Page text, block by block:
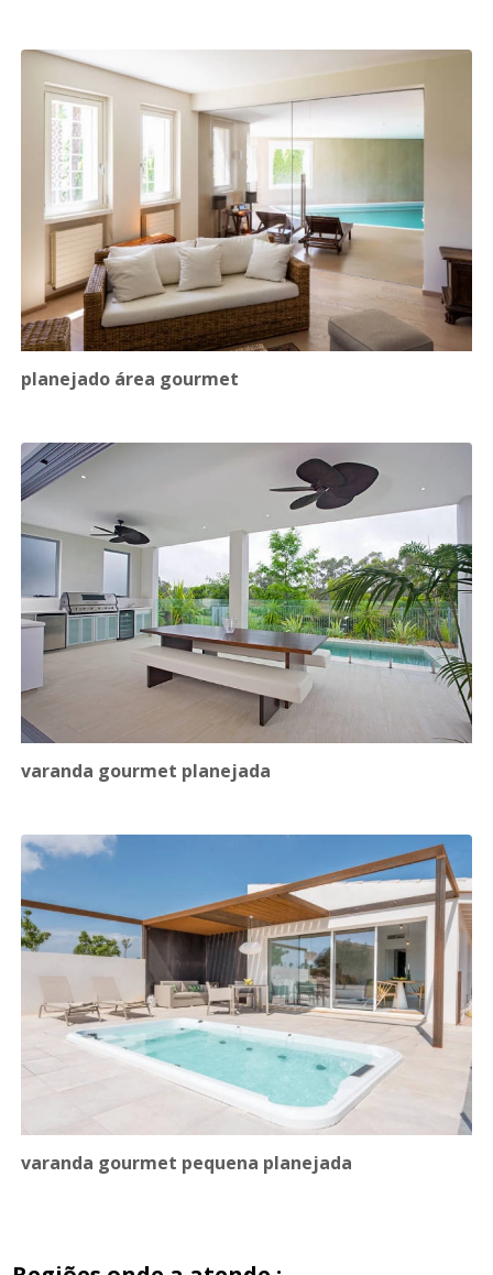
planejado área gourmet
varanda gourmet planejada
varanda gourmet pequena planejada